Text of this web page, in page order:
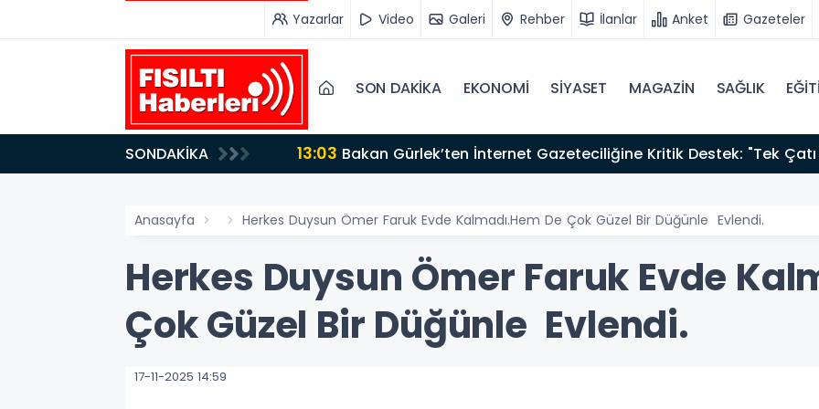
Yazarlar Video Galeri Rehber İlanlar Anket Gazeteler
SON DAKİKA EKONOMİ SİYASET MAGAZİN SAĞLIK
SONDAKİKA 13:03
Düzenlemeye Hazırız"
Anasayfa Herkes Duysun Ömer Faruk Evde Kalmadı.Hem De Çok Güzel Bir Düğünle Evlendi.
Herkes Duysun Ömer Faruk Evde
Çok Güzel Bir Düğünle Evlendi.
17-11-2025 14:59